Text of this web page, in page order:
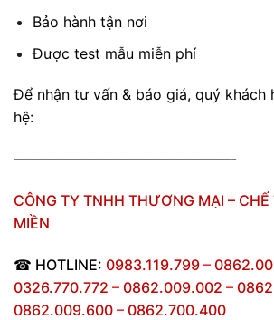
Bảo hành tận nơi
Được test mẫu miễn phí
Để nhận tư vấn & báo giá, quý khách
hệ:
———————————————-
CÔNG TY TNHH THƯƠNG MẠI – CHẾ
MIỀN
☎ HOTLINE: 0983.119.799 –
0326.770.772 – 0862.009.002 –
0862.009.600 – 0862.700.400